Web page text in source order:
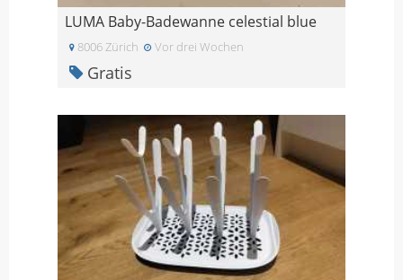
LUMA Baby-Badewanne celestial blue
8006 Zürich Vor drei Wochen
Gratis